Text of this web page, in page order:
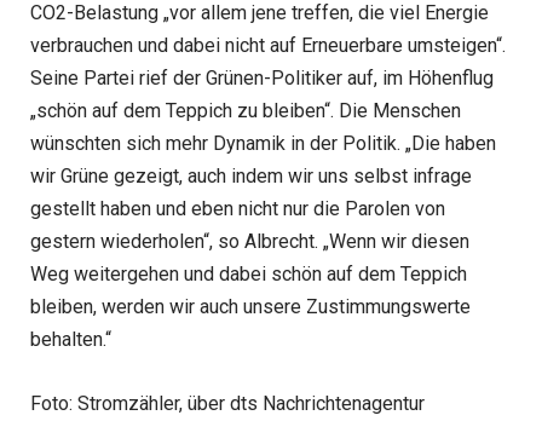
CO2-Belastung „vor allem jene treffen, die viel Energie
verbrauchen und dabei nicht auf Erneuerbare umsteigen“.
Seine Partei rief der Grünen-Politiker auf, im Höhenflug
„schön auf dem Teppich zu bleiben“. Die Menschen
wünschten sich mehr Dynamik in der Politik. „Die haben
wir Grüne gezeigt, auch indem wir uns selbst infrage
gestellt haben und eben nicht nur die Parolen von
gestern wiederholen“, so Albrecht. „Wenn wir diesen
Weg weitergehen und dabei schön auf dem Teppich
bleiben, werden wir auch unsere Zustimmungswerte
behalten.“
Foto: Stromzähler, über dts Nachrichtenagentur